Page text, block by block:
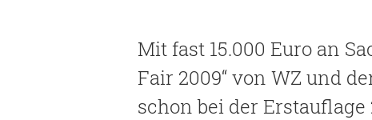
Enter drücken, um nach der
Mit fast 15.000 Euro an
Fair 2009“ von WZ und
schon bei der